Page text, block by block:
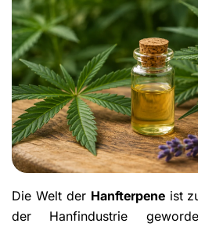
Die Welt der Hanfterpeneist
der Hanfindustrie